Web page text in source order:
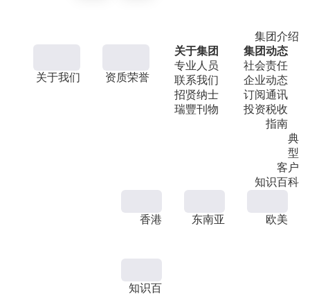
集团介绍
关于我们 资质荣誉
关于集团
专业人员
联系我们
招贤纳士
瑞豐刊物
集团动态
社会责任
企业动态
订阅通讯
投资税收
指南
典
型
客户
知识百科
香港 东南亚 欧美
知识百